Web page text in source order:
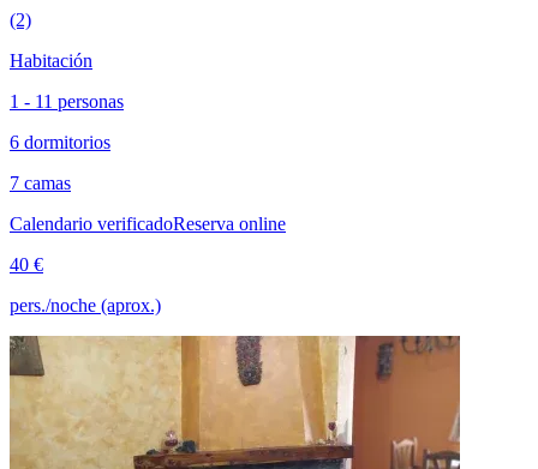
(2)
Habitación
1 - 11 personas
6 dormitorios
7 camas
Calendario verificadoReserva online
40 €
pers./noche (aprox.)